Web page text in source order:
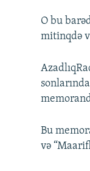
O bu
mitinqdə
Bu
və